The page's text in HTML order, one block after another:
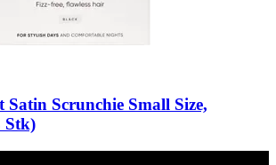
Satin Scrunchie Small Size,
Stk)